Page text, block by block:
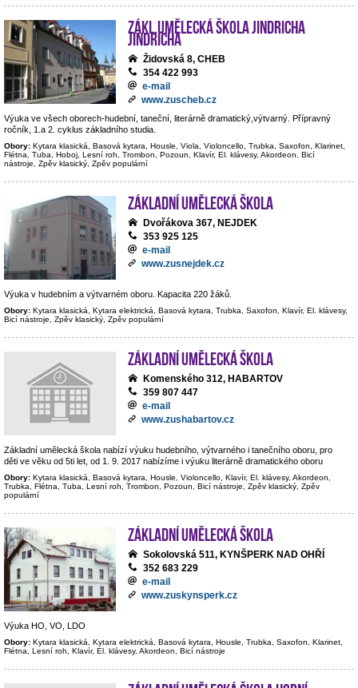
Zákl.umělecká škola Jindricha
Jindricha
Židovská 8, CHEB
354 422 993
e-mail
www.zuscheb.cz
Výuka ve všech oborech-hudební, taneční, literárně dramatický,výtvarný. Přípravný
ročník, 1.a 2. cyklus základního studia.
Obory: Kytara klasická, Basová kytara, Housle, Viola, Violoncello, Trubka, Saxofon, Klarinet,
Flétna, Tuba, Hoboj, Lesní roh, Trombon, Pozoun, Klavír, El. klávesy, Akordeon, Bicí
nástroje, Zpěv klasický, Zpěv populární
Základní umělecká škola
Dvořákova 367, NEJDEK
353 925 125
e-mail
www.zusnejdek.cz
Výuka v hudebním a výtvarném oboru. Kapacita 220 žáků.
Obory: Kytara klasická, Kytara elektrická, Basová kytara, Trubka, Saxofon, Klavír, El. klávesy,
Bicí nástroje, Zpěv klasický, Zpěv populární
Základní umělecká škola
Komenského 312, HABARTOV
359 807 447
e-mail
www.zushabartov.cz
Základní umělecká škola nabízí výuku hudebního, výtvarného i tanečního oboru, pro
děti ve věku od 5ti let, od 1. 9. 2017 nabízíme i výuku literárně dramatického oboru
Obory: Kytara klasická, Basová kytara, Housle, Violoncello, Klavír, El. klávesy, Akordeon,
Trubka, Flétna, Tuba, Lesní roh, Trombon, Pozoun, Bicí nástroje, Zpěv klasický, Zpěv
populární
Základní umělecká škola
Sokolovská 511, KYNŠPERK NAD OHŘÍ
352 683 229
e-mail
www.zuskynsperk.cz
Výuka HO, VO, LDO
Obory: Kytara klasická, Kytara elektrická, Basová kytara, Housle, Trubka, Saxofon, Klarinet,
Flétna, Lesní roh, Klavír, El. klávesy, Akordeon, Bicí nástroje